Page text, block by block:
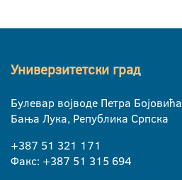
Универзитетски град
Булевар војводе Петра Бојовића
Бања Лука, Република Српска
+387 51 321 171
Факс: +387 51 315 694